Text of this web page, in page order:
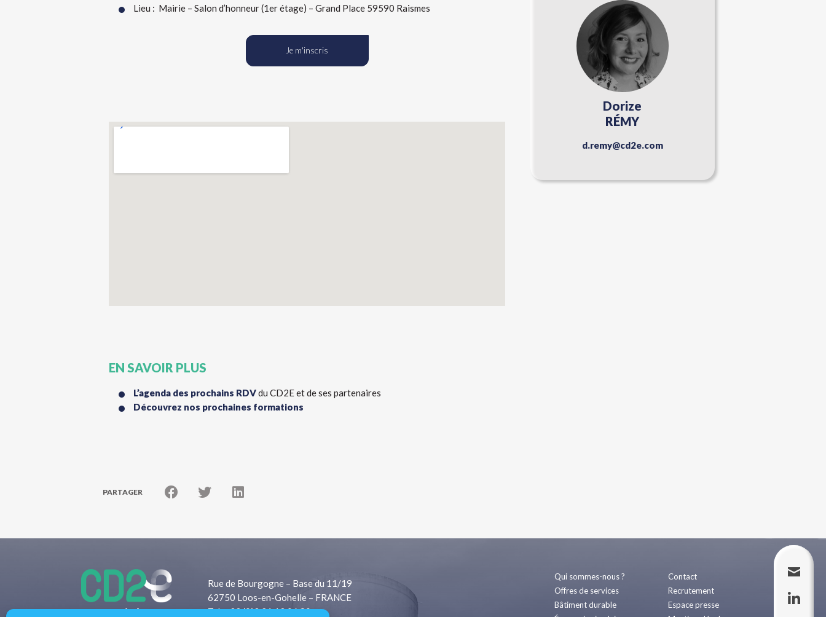
Lieu : Mairie – Salon d’honneur (1er étage) – Grand Place 59590 Raismes
Je m'inscris
EN SAVOIR PLUS
L’agenda des prochains RDVdu CD2E et de ses partenaires
Découvrez nos prochaines formations
Dorize
RÉMY
d.remy@cd2e.com
PARTAGER
Rue de Bourgogne – Base du 11/19
62750 Loos-en-Gohelle – FRANCE
Tel: +33 (0)3 21 13 06 80
Qui sommes-nous ?
Offres de services
Bâtiment durable
Contact
Recrutement
Espace presse